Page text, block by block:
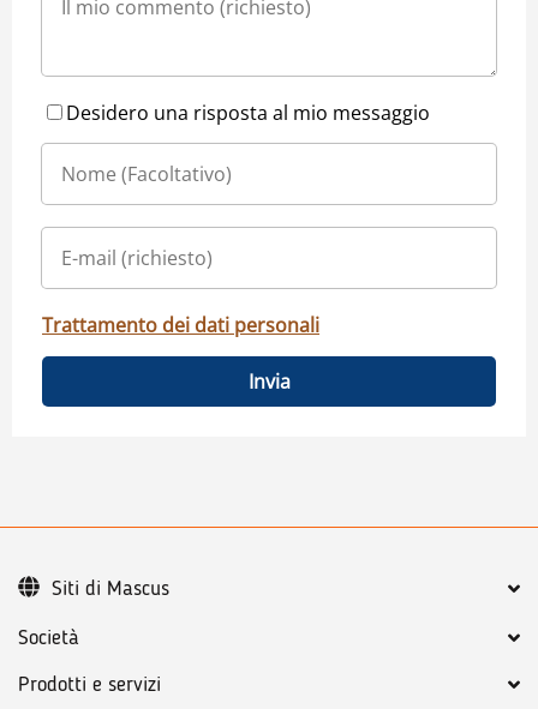
Desidero una risposta al mio messaggio
Trattamento dei dati personali
Invia
Società
Prodotti e servizi
Siti di Mascus